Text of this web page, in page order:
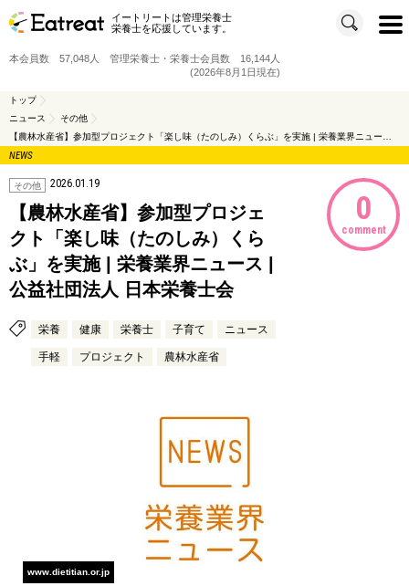
イートリートは管理栄養士
栄養士を応援しています。
t
o
t
i
本会員数 57,048人 管理栄養士・栄養士会員数 16,144人
(2026年8月1日現在)
トップ
ニュース
その他
NEWS
その他 2026.01.19
【農林水産省】参加型プロジェ
クト「楽し味（たのしみ）くら
ぶ」を実施 | 栄養業界ニュース |
公益社団法人 日本栄養士会
栄養 健康 栄養士 子育て ニュース
手軽 プロジェクト 農林水産省
0
comment
www.dietitian.or.jp